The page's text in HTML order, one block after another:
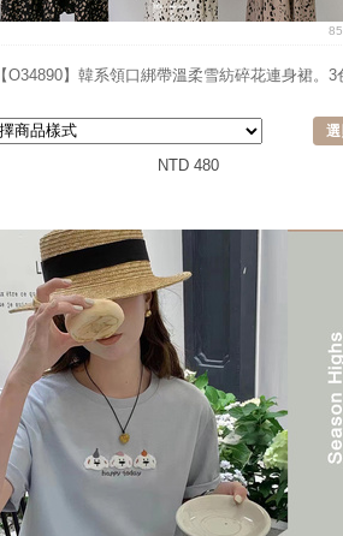
【O34890】韓系領口綁帶溫柔雪紡碎花連身裙。3
NTD 480